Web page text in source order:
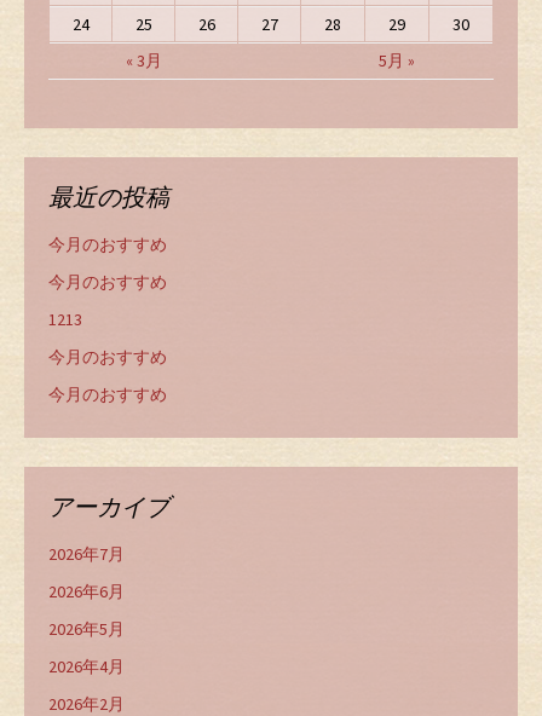
« 3月 5月 »
24
25 26 27 28 29 30
最近の投稿
今月のおすすめ
今月のおすすめ
1213
今月のおすすめ
今月のおすすめ
アーカイブ
2026年7月
2026年6月
2026年5月
2026年4月
2026年2月